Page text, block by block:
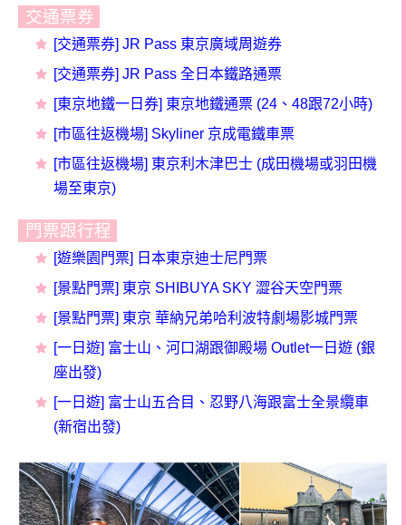
交通票券
[交通票券] JR Pass 東京廣域周遊券
[交通票券] JR Pass 全日本鐵路通票
[東京地鐵一日券] 東京地鐵通票 (24、48跟72小時)
[市區往返機場] Skyliner 京成電鐵車票
[市區往返機場] 東京利木津巴士 (成田機場或羽田機
場至東京)
門票跟行程
[遊樂園門票] 日本東京迪士尼門票
[景點門票] 東京 SHIBUYA SKY 澀谷天空門票
[景點門票] 東京 華納兄弟哈利波特劇場影城門票
[一日遊] 富士山、河口湖跟御殿場 Outlet一日遊 (銀
座出發)
[一日遊] 富士山五合目、忍野八海跟富士全景纜車
(新宿出發)